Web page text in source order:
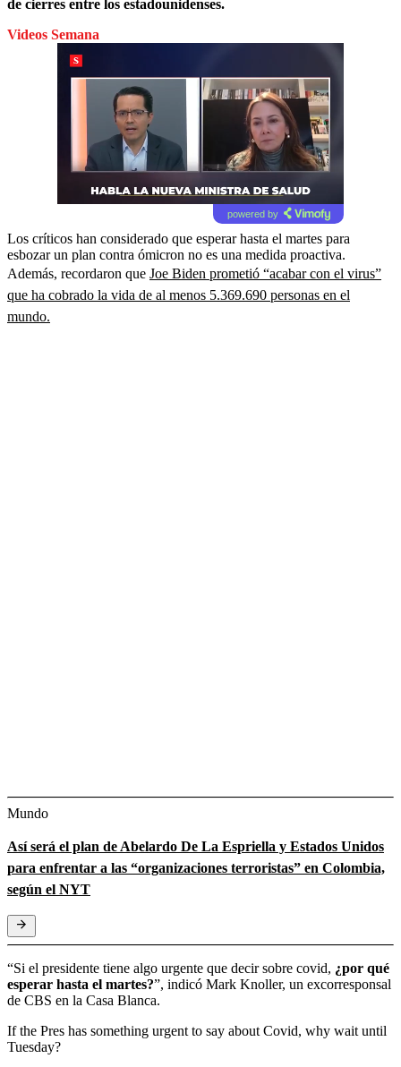
de cierres entre los estadounidenses.
Videos Semana
powered by
Los críticos han considerado que esperar hasta el martes para
esbozar un plan contra ómicron no es una medida proactiva.
Además, recordaron que Joe Biden prometió “acabar con el virus”
que ha cobrado la vida de al menos 5.369.690 personas en el
mundo.
Mundo
Así será el plan de Abelardo De La Espriella y Estados Unidos
para enfrentar a las “organizaciones terroristas” en Colombia,
según el NYT
“Si el presidente tiene algo urgente que decir sobre covid, ¿por qué
esperar hasta el martes?”, indicó Mark Knoller, un excorresponsal
de CBS en la Casa Blanca.
If the Pres has something urgent to say about Covid, why wait until
Tuesday?